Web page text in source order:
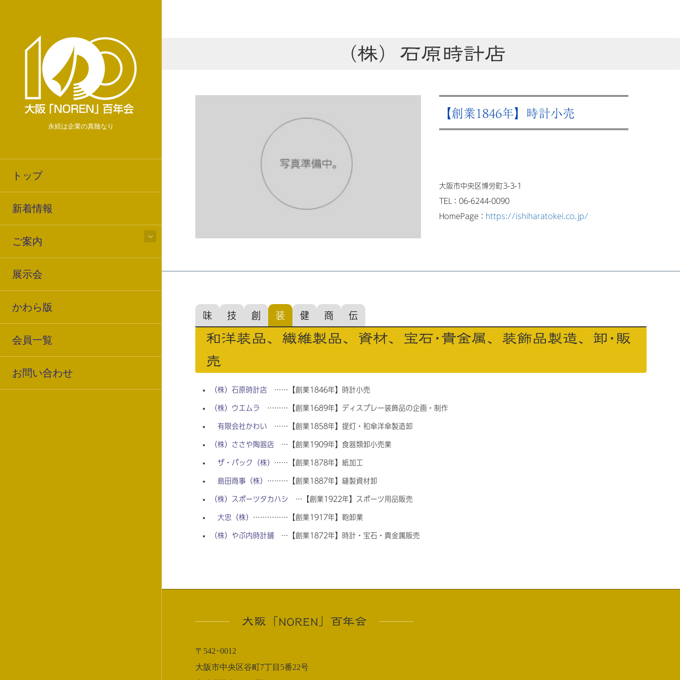
永続は企業の真髄なり
トップ
新着情報
ご案内
展示会
かわら版
会員一覧
お問い合わせ
（株）石原時計店
【創業1846年】時計小売
大阪市中央区博労町3-3-1
TEL：06-6244-0090
HomePage： https://ishiharatokei.co.jp/
味 技 創 装 健 商 伝
和洋装品、繊維製品、資材、宝石･貴金属、装飾品製造、卸･販
売
（株）石原時計店 ……【創業1846年】時計小売
（株）ウエムラ ………【創業1689年】ディスプレー装飾品の企画・制作
有限会社かわい ……【創業1858年】提灯・和傘洋傘製造卸
（株）ささや陶器店 …【創業1909年】食器類卸小売業
ザ・パック（株） ……【創業1878年】紙加工
島田商事（株） ………【創業1887年】縫製資材卸
（株）スポーツタカハシ …【創業1922年】スポーツ用品販売
大忠（株） ……………【創業1917年】鞄卸業
（株）やぶ内時計舗 …【創業1872年】時計・宝石・貴金属販売
大阪「NOREN」百年会
〒542−0012
大阪市中央区谷町7丁目5番22号